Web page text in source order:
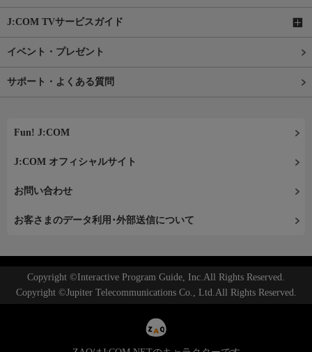
J:COM TVサービスガイド
イベント・プレゼント
サポート・よくある質問
Fun! J:COM
J:COM オフィシャルサイト
お問い合わせ
お客さまのデータ利用･外部送信について
Copyright ©Interactive Program Guide, Inc.All Rights Reserved.
Copyright ©Jupiter Telecommunications Co., Ltd.All Rights Reserved.